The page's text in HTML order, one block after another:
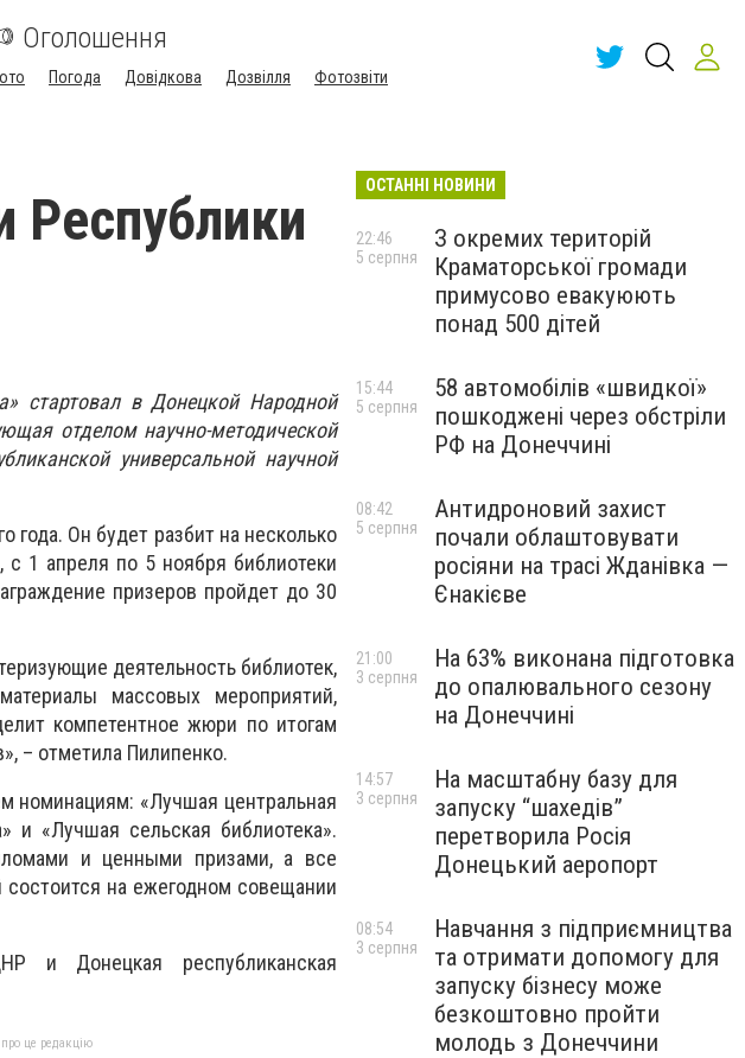
Оголошення
Погода Довідкова Дозвілля Фотозвіти
Республики
стартовал в Донецкой Народной
отделом научно-методической
универсальной научной
года. Он будет разбит на несколько
с 1 апреля по 5 ноября библиотеки
призеров пройдет до 30
деятельность библиотек,
массовых мероприятий,
компетентное жюри по итогам
– отметила Пилипенко.
номинациям: «Лучшая центральная
и «Лучшая сельская библиотека».
и ценными призами, а все
на ежегодном совещании
и Донецкая республиканская
це редакцію
ОСТАННІ НОВИНИ
З окремих територій
Краматорської громади
примусово евакуюють
понад 500 дітей
22:46
5 серпня
58 автомобілів «швидкої»
пошкоджені через обстріли
РФ на Донеччині
15:44
5 серпня
Антидроновий захист
почали облаштовувати
росіяни на трасі Жданівка —
Єнакієве
08:42
5 серпня
На 63% виконана підготовка
до опалювального сезону
на Донеччині
21:00
3 серпня
На масштабну базу для
запуску “шахедів”
перетворила Росія
Донецький аеропорт
14:57
3 серпня
Навчання з підприємництва
та отримати допомогу для
запуску бізнесу може
безкоштовно пройти
молодь з Донеччини
08:54
3 серпня